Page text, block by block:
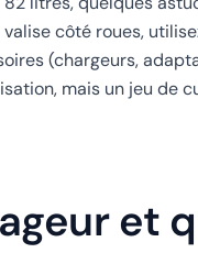
côté roues,
(chargeurs,
mais un jeu de
et